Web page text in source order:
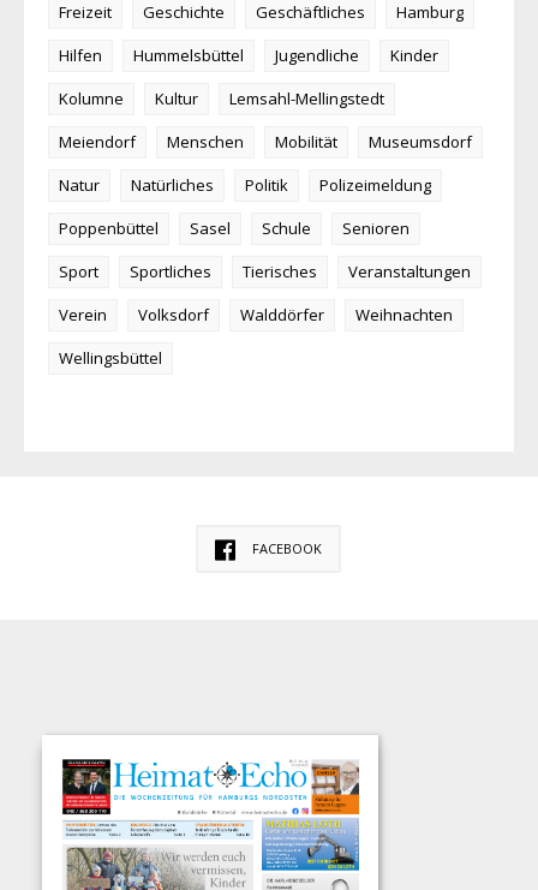
Freizeit
Geschichte Geschäftliches
Hamburg
Hilfen
Hummelsbüttel Jugendliche
Kinder
Kolumne
Kultur
Lemsahl-Mellingstedt
Meiendorf
Menschen Mobilität
Museumsdorf
Natur
Natürliches Politik
Polizeimeldung
Poppenbüttel
Sasel Schule
Senioren
Sport
Sportliches Tierisches
Veranstaltungen
Verein
Volksdorf Walddörfer
Weihnachten
Wellingsbüttel
FACEBOOK